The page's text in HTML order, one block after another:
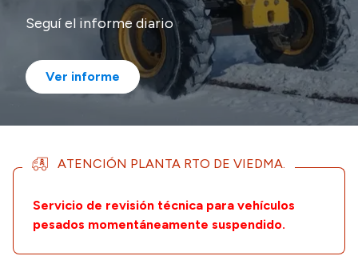
Recibos de sueldo
Seguí el informe diario
Ver informe
ATENCIÓN PLANTA RTO DE VIEDMA.
Servicio de revisión técnica para vehículos
pesados momentáneamente suspendido.